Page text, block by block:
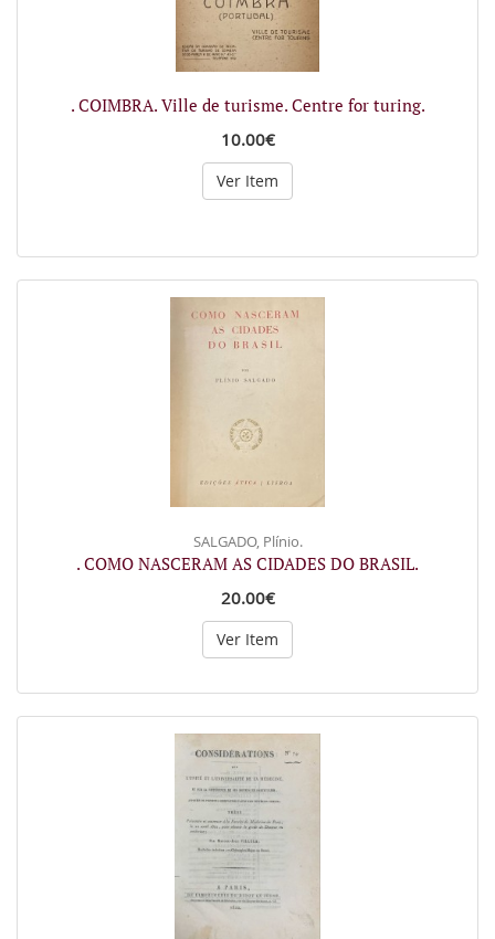
. COIMBRA. Ville de turisme. Centre for turing.
10.00€
Ver Item
SALGADO, Plínio.
. COMO NASCERAM AS CIDADES DO BRASIL.
20.00€
Ver Item